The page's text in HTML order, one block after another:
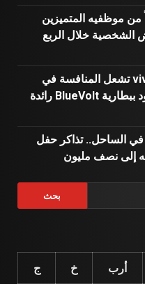
من موظفيه المتميزين
الشخصية خلال الربع
أكبر بطارية في تاريخ سلسلة vivo Y تشعل المنافسة في
مصر مع إطلاق vivo Y500، المزود ببطارية BlueVolt رائدة
في الساحل.. تذاكر حفل
أرب خ ج